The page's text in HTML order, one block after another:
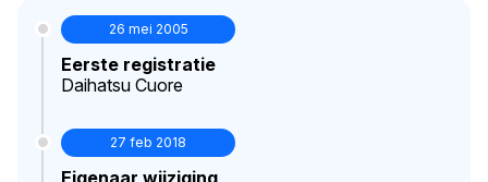
26 mei 2005
Eerste registratie
Daihatsu Cuore
27 feb 2018
Eigenaar wijziging